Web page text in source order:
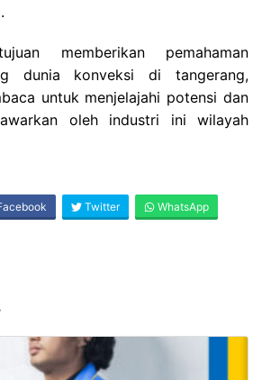
memberikan pemahaman
dunia konveksi di tangerang,
untuk menjelajahi potensi dan
oleh industri ini wilayah
Twitter WhatsApp